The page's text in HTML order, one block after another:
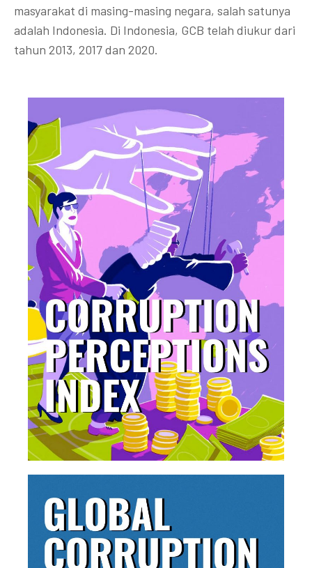
masyarakat di masing-masing negara, salah satunya
adalah Indonesia. Di Indonesia, GCB telah diukur dari
tahun 2013, 2017 dan 2020.